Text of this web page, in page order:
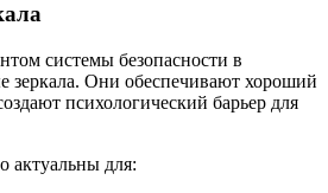
системы безопасности в
зеркала. Они обеспечивают хороший
психологический барьер для
актуальны для: